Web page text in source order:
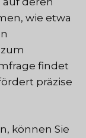
wie etwa
findet
präzise
können Sie